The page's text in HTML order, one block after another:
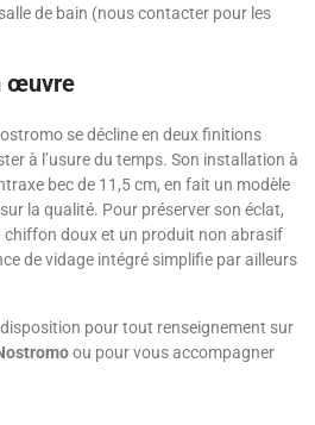
de bain (nous contacter pour les
œuvre
se décline en deux finitions
à l’usure du temps. Son installation à
bec de 11,5 cm, en fait un modèle
la qualité. Pour préserver son éclat,
chiffon doux et un produit non abrasif
de vidage intégré simplifie par ailleurs
pour tout renseignement sur
ou pour vous accompagner